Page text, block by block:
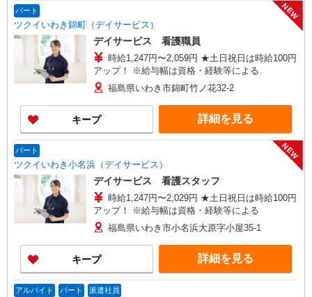
パート
ツクイいわき錦町（デイサービス）
NEW
デイサービス 看護職員
時給1,247円〜2,059円 ★土日祝日は時給100円
アップ！ ※給与幅は資格・経験等による
福島県いわき市錦町竹ノ花32-2
キープ 詳細を見る
パート
ツクイいわき小名浜（デイサービス）
NEW
デイサービス 看護スタッフ
時給1,247円〜2,029円 ★土日祝日は時給100円
アップ！ ※給与幅は資格・経験等による
福島県いわき市小名浜大原字小屋35-1
キープ 詳細を見る
アルバイト パート 派遣社員